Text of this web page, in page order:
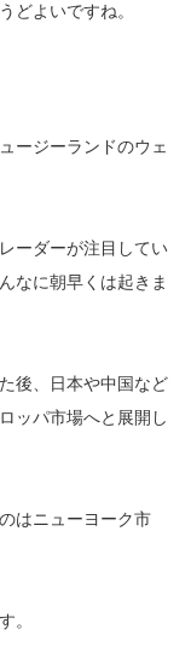
どよいですね。
ージーランドのウェ
ーダーが注目してい
なに朝早くは起きま
後、日本や中国など
ッパ市場へと展開し
はニューヨーク市
。